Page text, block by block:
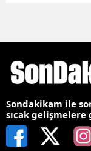
Sondakikam ile
sıcak